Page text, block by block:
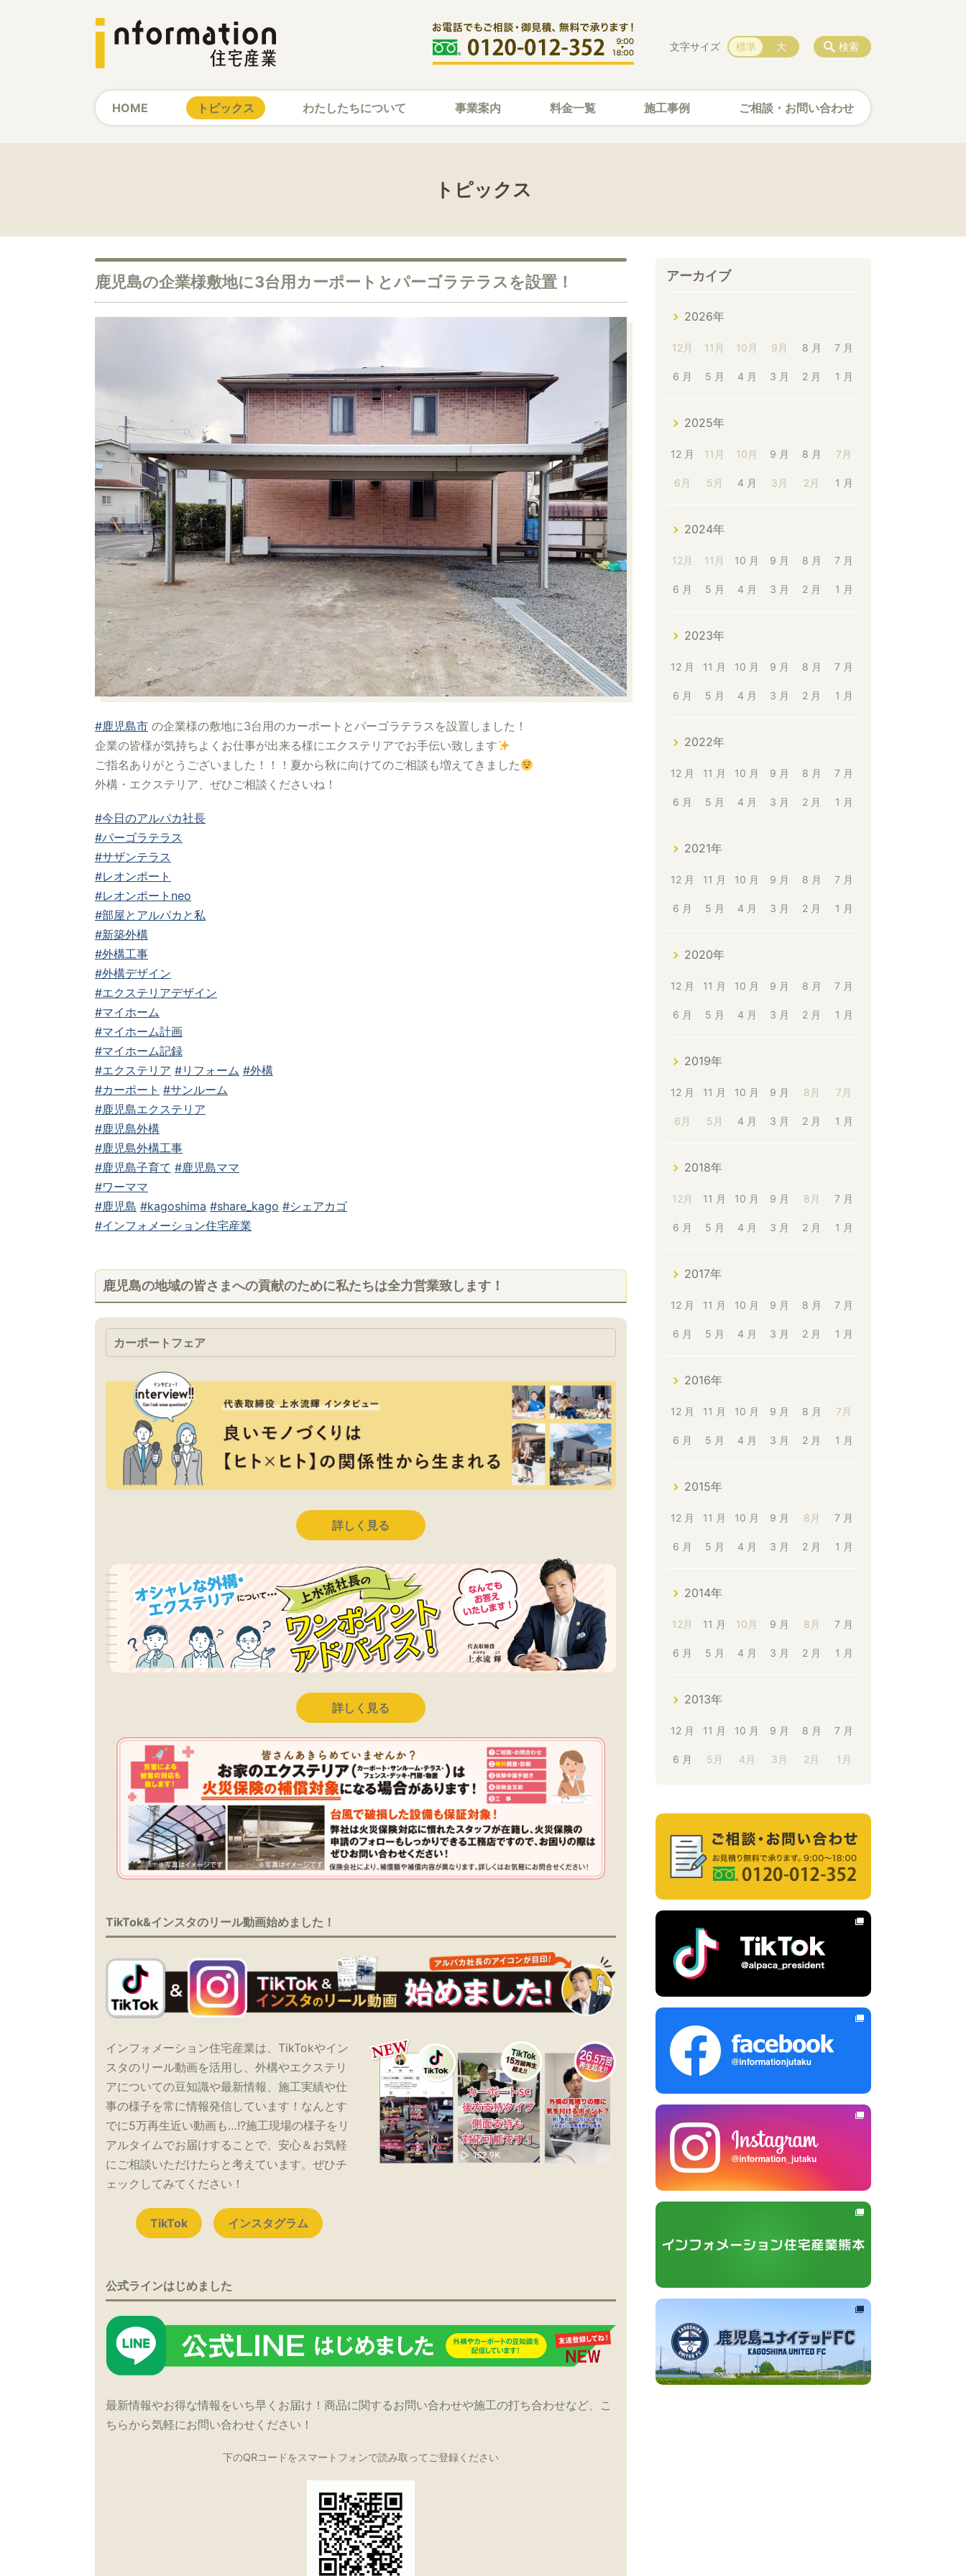
HOME トピックス わたしたちについて 事業案内 料金一覧 施工事例 ご相談・お問い合わせ
検索
文字サイズ 標準 大
トピックス
鹿児島の企業様敷地に3台用カーポートとパーゴラテラスを設置！
#鹿児島市 の企業様の敷地に3台用のカーポートとパーゴラテラスを設置しました！
企業の皆様が気持ちよくお仕事が出来る様にエクステリアでお手伝い致します
ご指名ありがとうございました！！！ 夏から秋に向けてのご相談も増えてきました
外構・エクステリア、ぜひご相談くださいね！
#今日のアルパカ社長
#パーゴラテラス
#サザンテラス
#レオンポート
#レオンポートneo
#部屋とアルパカと私
#新築外構
#外構工事
#外構デザイン
#エクステリアデザイン
#マイホーム
#マイホーム計画
#マイホーム記録
#エクステリア #リフォーム #外構
#カーポート #サンルーム
#鹿児島エクステリア
#鹿児島外構
#鹿児島外構工事
#鹿児島子育て #鹿児島ママ
#ワーママ
#鹿児島 #kagoshima #share_kago #シェアカゴ
#インフォメーション住宅産業
鹿児島の地域の皆さまへの貢献のために私たちは全力営業致します！
カーポートフェア
詳しく見る
詳しく見る
TikTok&インスタのリール動画始めました！
インフォメーション住宅産業は、TikTokやイン
スタのリール動画を活用し、外構やエクステリ
アについての豆知識や最新情報、施工実績や仕
事の様子を常に情報発信しています！なんとす
でに5万再生近い動画も…!?施工現場の様子をリ
アルタイムでお届けすることで、安心＆お気軽
にご相談いただけたらと考えています。ぜひチ
ェックしてみてください！
TikTok インスタグラム
公式ラインはじめました
最新情報やお得な情報をいち早くお届け！商品に関するお問い合わせや施工の打ち合わせなど、こ
ちらから気軽にお問い合わせください！
下のQRコードをスマートフォンで読み取ってご登録ください
アーカイブ
2026年
12月 11月 10月 9月 8 月 7 月
6 月 5 月 4 月 3 月 2 月 1 月
2025年
12 月 11月 10月 9 月 8 月 7月
6月 5月 4 月 3月 2月 1 月
2024年
12月 11月 10 月 9 月 8 月 7 月
6 月 5 月 4 月 3 月 2 月 1 月
2023年
12 月 11 月 10 月 9 月 8 月 7 月
6 月 5 月 4 月 3 月 2 月 1 月
2022年
12 月 11 月 10 月 9 月 8 月 7 月
6 月 5 月 4 月 3 月 2 月 1 月
2021年
12 月 11 月 10 月 9 月 8 月 7 月
6 月 5 月 4 月 3 月 2 月 1 月
2020年
12 月 11 月 10 月 9 月 8 月 7 月
6 月 5 月 4 月 3 月 2 月 1 月
2019年
12 月 11 月 10 月 9 月 8月 7月
6月 5月 4 月 3 月 2 月 1 月
2018年
12月 11 月 10 月 9 月 8月 7 月
6 月 5 月 4 月 3 月 2 月 1 月
2017年
12 月 11 月 10 月 9 月 8 月 7 月
6 月 5 月 4 月 3 月 2 月 1 月
2016年
12 月 11 月 10 月 9 月 8 月 7月
6 月 5 月 4 月 3 月 2 月 1 月
2015年
12 月 11 月 10 月 9 月 8月 7 月
6 月 5 月 4 月 3 月 2 月 1 月
2014年
12月 11 月 10月 9 月 8月 7 月
6 月 5 月 4 月 3 月 2 月 1 月
2013年
12 月 11 月 10 月 9 月 8 月 7 月
6 月 5月 4月 3月 2月 1月